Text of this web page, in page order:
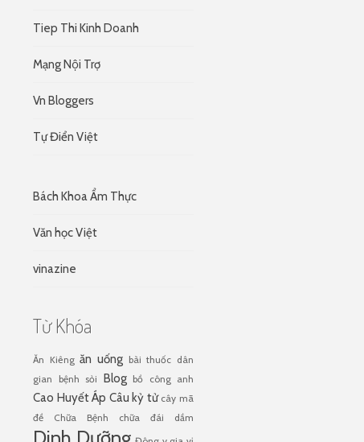
Tiep Thi Kinh Doanh
Mạng Nội Trợ
Vn Bloggers
Tự Điển Việt
Bách Khoa Ẩm Thực
Văn học Việt
vinazine
Từ Khóa
Ăn Kiêng ăn uống bài thuốc dân
gian
bệnh sỏi Blog bồ công anh
Cao Huyết Áp Câu kỷ tử cây mã
đề
Chữa Bệnh chữa đái dầm